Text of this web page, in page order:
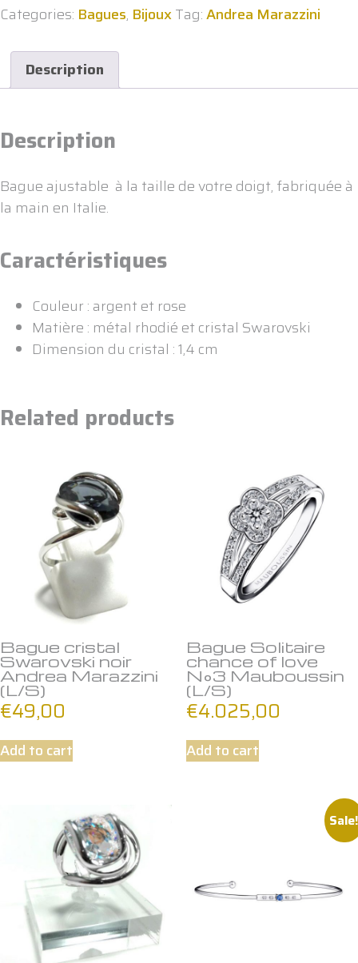
Marazzini
Categories: Bagues, BijouxTag:Andrea Marazzini
Description
Description
Bague ajustable à la taille de votre doigt, fabriquée à
la main en Italie.
Caractéristiques
Couleur : argent et rose
Matière : métal rhodié et cristal Swarovski
Dimension du cristal : 1,4 cm
Related products
Bague cristal
Swarovski noir
Andrea Marazzini
(L/S)
€49,00
Add to cart
Bague Solitaire
chance of love
N°3 Mauboussin
(L/S)
€4.025,00
Add to cart